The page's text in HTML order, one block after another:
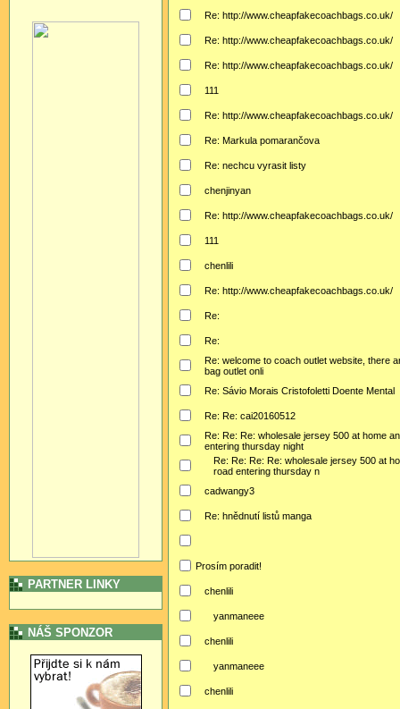
PARTNER LINKY
NÁŠ SPONZOR
Re: http://www.cheapfakecoachbags.co.uk/
Re: http://www.cheapfakecoachbags.co.uk/
Re: http://www.cheapfakecoachbags.co.uk/
111
Re: http://www.cheapfakecoachbags.co.uk/
Re: Markula pomarančova
Re: nechcu vyrasit listy
chenjinyan
Re: http://www.cheapfakecoachbags.co.uk/
111
chenlili
Re: http://www.cheapfakecoachbags.co.uk/
Re:
Re:
Re: welcome to coach outlet website, there
bag outlet onli
Re: Sávio Morais Cristofoletti Doente Mental
Re: Re: cai20160512
Re: Re: Re: wholesale jersey 500 at home
entering thursday night
Re: Re: Re: Re: wholesale jersey 500 at
road entering thursday n
cadwangy3
Re: hnědnutí listů manga
Prosím poradit!
chenlili
yanmaneee
chenlili
yanmaneee
chenlili